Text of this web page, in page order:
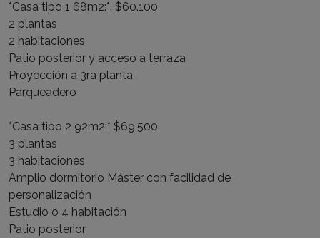
*Casa tipo 1 68m2:*. $60.100
2 plantas
2 habitaciones
Patio posterior y acceso a terraza
Proyección a 3ra planta
Parqueadero
*Casa tipo 2 92m2:* $69.500
3 plantas
3 habitaciones
Amplio dormitorio Máster con facilidad de
personalización
Estudio o 4 habitación
Patio posterior